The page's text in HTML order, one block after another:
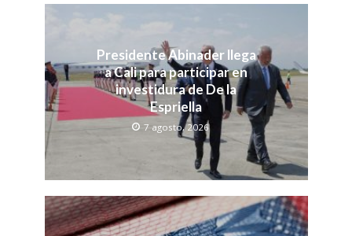
Presidente Abinader llega
a Cali para participar en
investidura de De la
Espriella
7 agosto, 2026